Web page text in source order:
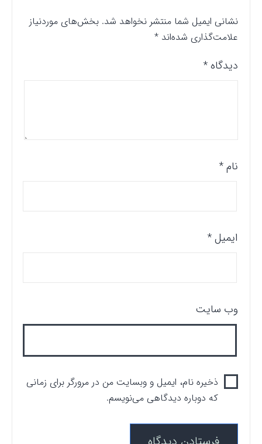
نشانی ایمیل شما منتشر نخواهد شد. بخش‌های موردنیاز
علامت‌گذاری شده‌اند*
دیدگاه*
نام*
ایمیل*
وب‌ سایت
ذخیره نام، ایمیل و وبسایت من در مرورگر برای زمانی
که دوباره دیدگاهی می‌نویسم.